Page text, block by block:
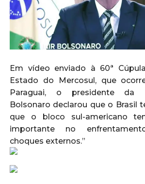
Em vídeo enviado à 60ª
Estado do Mercosul, que
Paraguai, o presidente da
Bolsonaro declarou que o Brasil
que o bloco sul-americano
importante no
choques externos.”